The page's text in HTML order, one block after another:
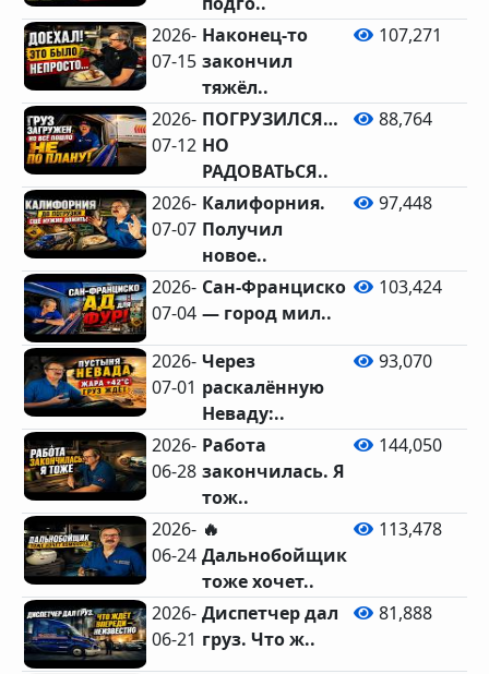
2026-
07-15
Наконец-то
закончил
тяжёл..
107,271
2026-
07-12
ПОГРУЗИЛСЯ…
НО
РАДОВАТЬСЯ..
88,764
2026-
07-07
Калифорния.
Получил
новое..
97,448
2026-
07-04
Сан-Франциско
— город мил..
103,424
2026-
07-01
Через
раскалённую
Неваду:..
93,070
2026-
06-28
Работа
закончилась. Я
тож..
144,050
2026-
06-24
🔥
Дальнобойщик
тоже хочет..
113,478
2026-
06-21
Диспетчер дал
груз. Что ж..
81,888